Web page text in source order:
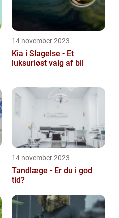
14 november 2023
Kia i Slagelse - Et
luksuriøst valg af bil
14 november 2023
Tandlæge - Er du i god
tid?